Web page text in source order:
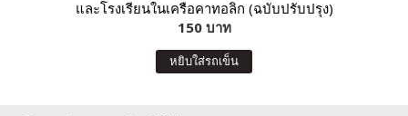
และโรงเรียนในเครือคาทอลิก (ฉบับปรับปรุง)
150 บาท
หยิบใส่รถเข็น